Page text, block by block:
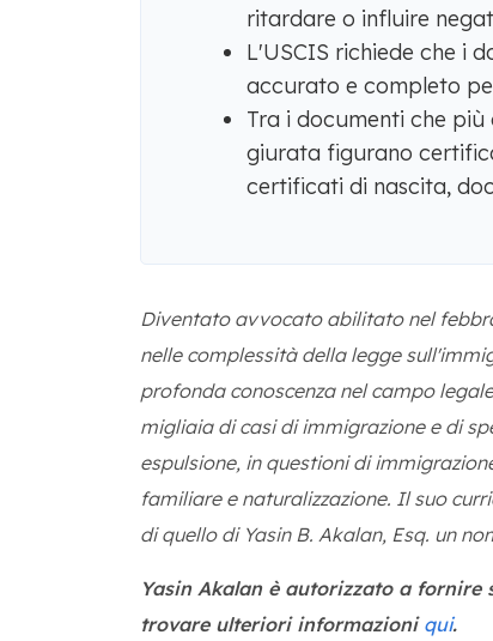
ritardare o influire
L'USCIS richiede che i
accurato e completo
Tra i documenti che
giurata figurano
certificati di nascita,
Diventato avvocato abilitato nel
nelle complessità della legge
profonda conoscenza nel campo
migliaia di casi di immigrazione e di
espulsione, in questioni di
familiare e naturalizzazione. Il suo
di quello di Yasin B. Akalan, Esq. un
Yasin Akalan è autorizzato a
trovare ulteriori informazioni qui.